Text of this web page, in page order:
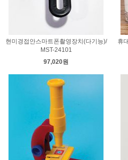
현미경접안스마트폰촬영장치(다기능)/
MST-24101
97,020원
휴